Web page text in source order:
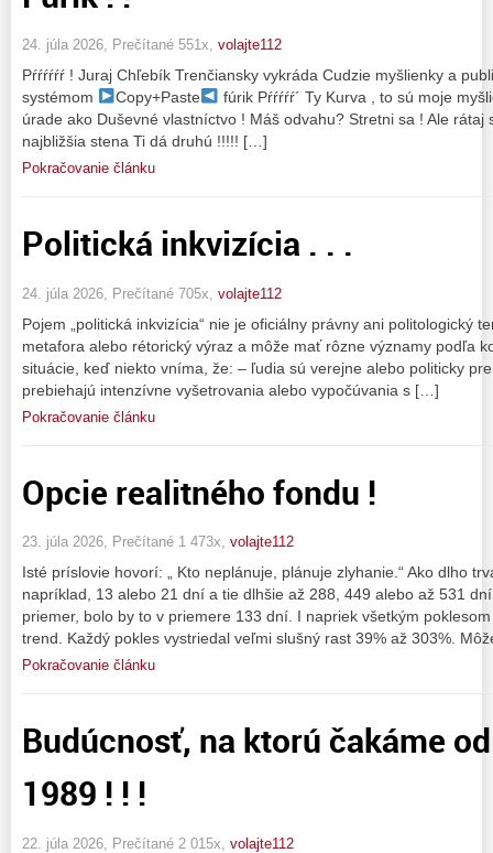
24. júla 2026, Prečítané 551x, volajte112
Pŕŕŕŕŕŕ ! Juraj Chľebík Trenčiansky vykráda Cudzie myšlienky a
systémom
Copy+Paste
fúrik Pŕŕŕŕŕ´ Ty Kurva , to sú moje
úrade ako Duševné vlastníctvo ! Máš odvahu? Stretni sa ! Ale rátaj
najbližšia stena Ti dá druhú !!!!! […]
Pokračovanie článku
Politická inkvizícia . . .
24. júla 2026, Prečítané 705x, volajte112
Pojem „politická inkvizícia“ nie je oficiálny právny ani politologický
metafora alebo rétorický výraz a môže mať rôzne významy podľa
situácie, keď niekto vníma, že: – ľudia sú verejne alebo politicky
prebiehajú intenzívne vyšetrovania alebo vypočúvania s […]
Pokračovanie článku
Opcie realitného fondu !
23. júla 2026, Prečítané 1 473x, volajte112
Isté príslovie hovorí: „ Kto neplánuje, plánuje zlyhanie.“ Ako dlho
napríklad, 13 alebo 21 dní a tie dlhšie až 288, 449 alebo až 531
priemer, bolo by to v priemere 133 dní. I napriek všetkým
trend. Každý pokles vystriedal veľmi slušný rast 39% až 303%.
Pokračovanie článku
Budúcnosť, na ktorú čakáme
1989 ! ! !
22. júla 2026, Prečítané 2 015x, volajte112